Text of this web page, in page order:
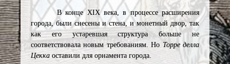
В конце XIX века, в процессе расширения
города, были снесены и стена, и монетный двор, так
как его устаревшая структура больше не
соответствовала новым требованиям. Но Торре делла
Цекка оставили для орнамента города.